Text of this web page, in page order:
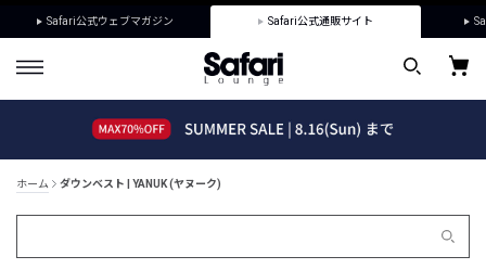
Safari公式ウェブマガジン Safari公式通販サイト
ホーム ダウンベスト | YANUK (ヤヌーク)